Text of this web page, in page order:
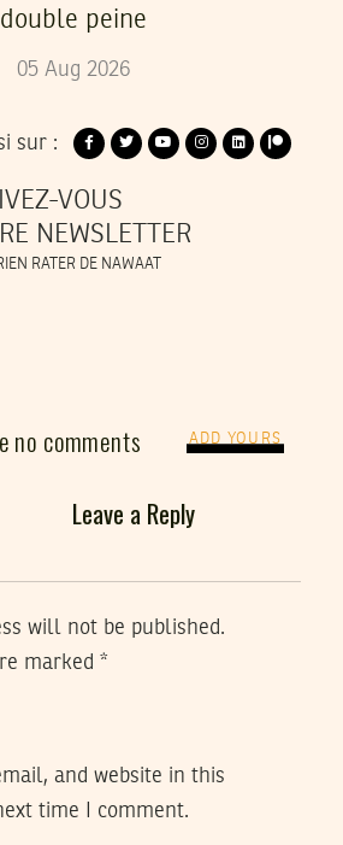
double peine
05 Aug 2026
sur :
VOUS
NEWSLETTER
RATER DE NAWAAT
no comments ADD YOURS
Leave a Reply
will not be published.
marked *
and website in this
time I comment.